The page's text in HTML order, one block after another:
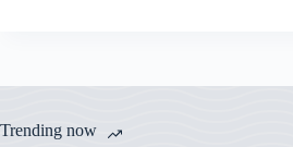
Trending now